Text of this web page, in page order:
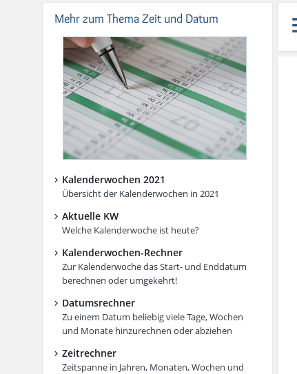
Mehr zum Thema Zeit und Datum
Kalenderwochen 2021
Übersicht der Kalenderwochen in 2021
Aktuelle KW
Welche Kalenderwoche ist heute?
Kalenderwochen-Rechner
Zur Kalenderwoche das Start- und Enddatum
berechnen oder umgekehrt!
Datumsrechner
Zu einem Datum beliebig viele Tage, Wochen
und Monate hinzurechnen oder abziehen
Zeitrechner
Zeitspanne in Jahren, Monaten, Wochen und